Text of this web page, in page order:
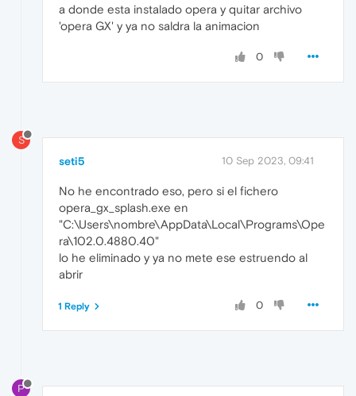
a donde esta instalado opera y quitar archivo
'opera GX' y ya no saldra la animacion
0
S
seti5 10 Sep 2023, 09:41
No he encontrado eso, pero si el fichero
opera_gx_splash.exe en
"C:\Users\nombre\AppData\Local\Programs\Ope
ra\102.0.4880.40"
lo he eliminado y ya no mete ese estruendo al
abrir
0
1 Reply
P